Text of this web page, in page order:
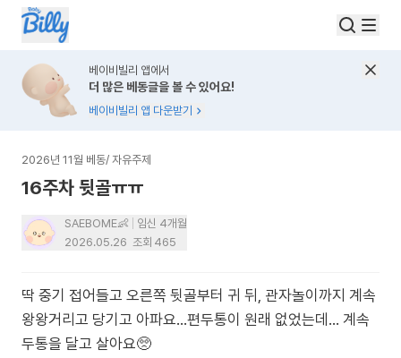
베이비빌리 앱에서
더 많은 베동글을 볼 수 있어요!
베이비빌리 앱 다운받기
2026년 11월 베동/ 자유주제
16주차 뒷골ㅠㅠ
SAEBOME👶
임신 4개월
2026.05.26 조회 465
딱 중기 접어들고 오른쪽 뒷골부터 귀 뒤, 관자놀이까지 계속
왕왕거리고 당기고 아파요...편두통이 원래 없었는데... 계속
두통을 달고 살아요🥺